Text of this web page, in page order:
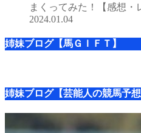
まくってみた！【感想・
2024.01.04
姉妹ブログ【馬ＧＩＦＴ】
姉妹ブログ【芸能人の競馬予想